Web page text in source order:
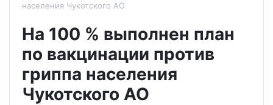
населения Чукотского АО
На 100 % выполнен план
по вакцинации против
гриппа населения
Чукотского АО